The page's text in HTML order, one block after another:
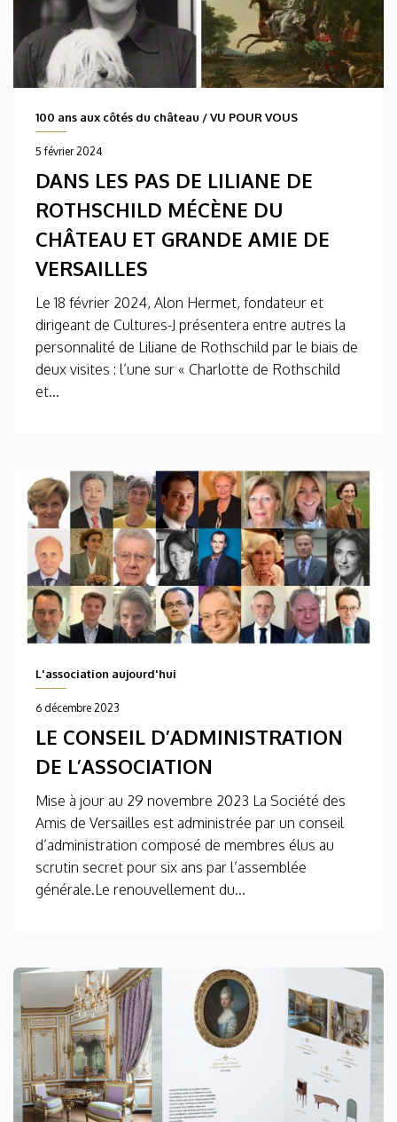
100 ans aux côtés du château /VU POUR VOUS
5 février 2024
DANS LES PAS DE LILIANE DE
ROTHSCHILD MÉCÈNE DU
CHÂTEAU ET GRANDE AMIE DE
VERSAILLES
Le 18 février 2024, Alon Hermet, fondateur et
dirigeant de Cultures-J présentera entre autres la
personnalité de Liliane de Rothschild par le biais de
deux visites : l’une sur « Charlotte de Rothschild
et...
L'association aujourd'hui
6 décembre 2023
LE CONSEIL D’ADMINISTRATION
DE L’ASSOCIATION
Mise à jour au 29 novembre 2023 La Société des
Amis de Versailles est administrée par un conseil
d’administration composé de membres élus au
scrutin secret pour six ans par l’assemblée
générale.Le renouvellement du...